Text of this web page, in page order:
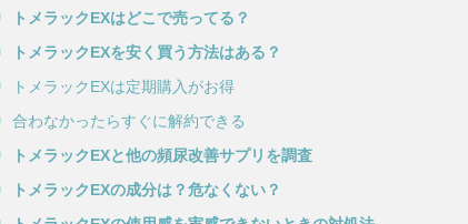
トメラックEXはどこで売ってる？
トメラックEXを安く買う方法はある？
トメラックEXは定期購入がお得
合わなかったらすぐに解約できる
トメラックEXと他の頻尿改善サプリを調査
トメラックEXの成分は？危なくない？